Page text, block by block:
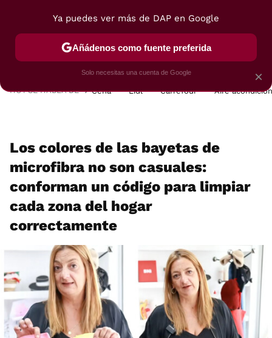
POSTRES VIAJES SELECCIÓN VEGUI
HOY SE HABLA DE Cena Lidl Carrefour Aire
Los colores de las bayetas de
microfibra no son casuales:
conforman un código para limpiar
cada zona del hogar
correctamente
×
Ya puedes ver más de DAP en Google
Añádenos como fuente preferida
Solo necesitas una cuenta de Google